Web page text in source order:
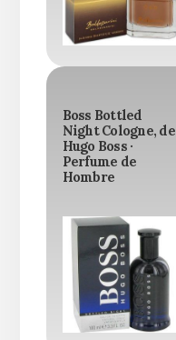
Boss Bottled
Night Cologne, de
Hugo Boss ·
Perfume de
Hombre